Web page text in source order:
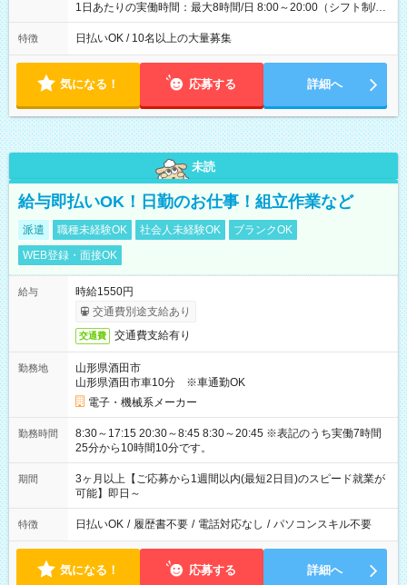
1日あたりの実働時間：最大8時間/日 8:00～20:00（シフト制/実
働8時間） ※週5日勤務（場所次第では週4も有り） ※配達状況
によって時間外での勤務可能性有り ※案件により多少の前後あ
特徴 日払いOK / 10名以上の大量募集
気になる！ 応募する 詳細へ
未読
給与即払いOK！日勤のお仕事！組立作業など
派遣 職種未経験OK 社会人未経験OK
ブランクOK
WEB登録・面接OK
給与
時給1550円
交通費別途支給あり
交通費 交通費支給有り
勤務地
山形県酒田市
山形県酒田市車10分 ※車通勤OK
電子・機械系メーカー
勤務時間
8:30～17:15 20:30～8:45 8:30～20:45 ※表記のうち実働7時間
25分から10時間10分です。
期間
3ヶ月以上【ご応募から1週間以内(最短2日目)のスピード就業が
可能】即日～
特徴 日払いOK / 履歴書不要 / 電話対応なし / パソコンスキル不要
気になる！ 応募する 詳細へ